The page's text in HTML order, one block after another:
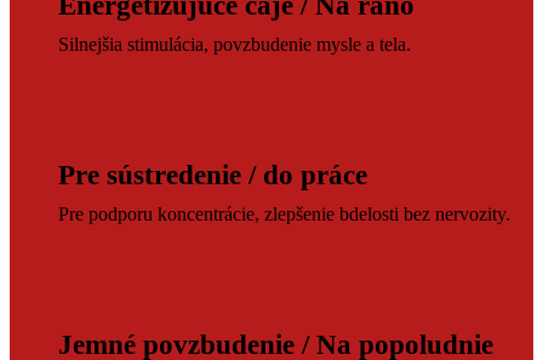
Silnejšia stimulácia, povzbudenie mysle a tela.
Pre sústredenie / do práce
Pre podporu koncentrácie, zlepšenie bdelosti bez nervozity.
Jemné povzbudenie / Na popoludnie